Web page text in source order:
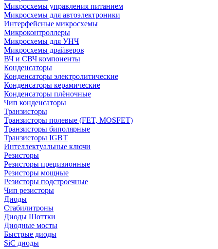
Микросхемы управления питанием
Микросхемы для автоэлектроники
Интерфейсные микросхемы
Микроконтроллеры
Микросхемы для УНЧ
Микросхемы драйверов
ВЧ и СВЧ компоненты
Конденсаторы
Конденсаторы электролитические
Конденсаторы керамические
Конденсаторы плёночные
Чип конденсаторы
Транзисторы
Транзисторы полевые (FET, MOSFET)
Транзисторы биполярные
Транзисторы IGBT
Интеллектуальные ключи
Резисторы
Резисторы прецизионные
Резисторы мощные
Резисторы подстроечные
Чип резисторы
Диоды
Стабилитроны
Диоды Шоттки
Диодные мосты
Быстрые диоды
SiC диоды